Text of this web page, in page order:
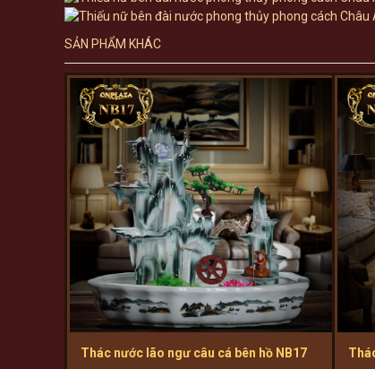
SẢN PHẨM KHÁC
Thác nước lão ngư câu cá bên hồ NB17